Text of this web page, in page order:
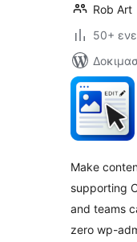
Rob Art
50+
Make
supporting
and teams
zero wp-